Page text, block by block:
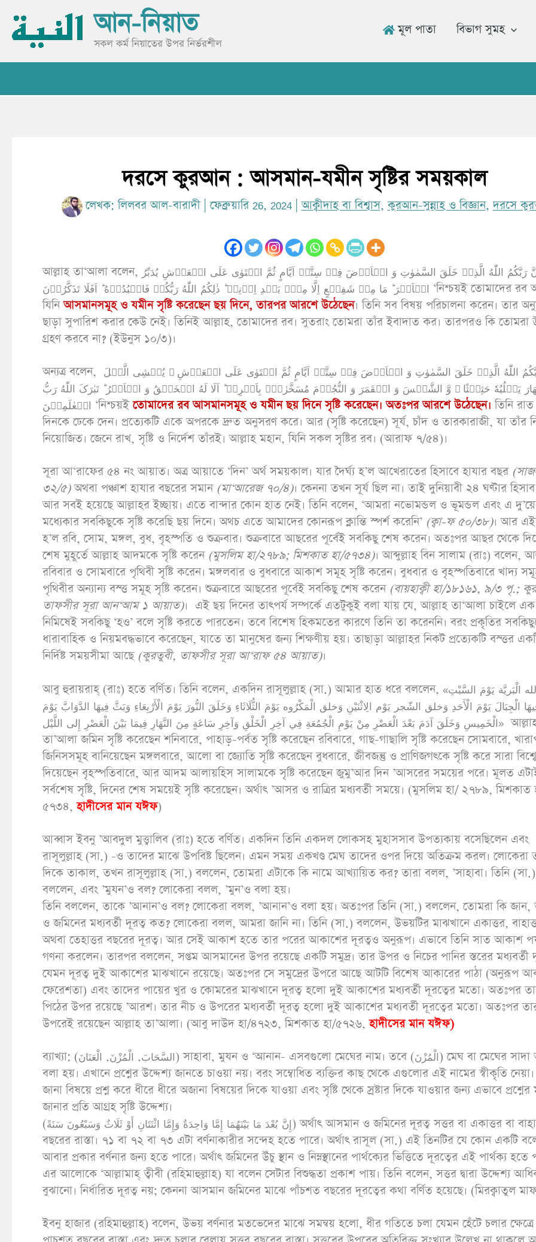
content
আন-নিয়াত
সকল কর্ম নিয়াতের উপর নির্ভরশীল
মূল পাতা বিভাগ সুমহ
দরসে কুরআন : আসমান-যমীন সৃষ্টির সময়কাল
লেখক: লিলবর আল-বারাদী |ফেব্রুয়ারি 26, 2024 |আক্বীদাহ বা বিশ্বাস,কুরআন-সুন্নাহ ও বিজ্ঞান,দরসে
আল্লাহ তা‘আলা বলেন, اِنَّ رَبَّکُمُ اللّٰهُ الَّذِیۡ خَلَقَ السَّمٰوٰتِ وَ الۡاَرۡضَ فِیۡ سِتَّۃِ اَیَّامٍ ثُمَّ اسۡتَوٰی عَلَی الۡعَرۡشِ یُدَبِّرُ
الۡاَمۡرَ ؕ مَا مِنۡ شَفِیۡعٍ اِلَّا مِنۡۢ بَعۡدِ اِذۡنِهٖ ؕ ذٰلِکُمُ اللّٰهُ رَبُّکُمۡ فَاعۡبُدُوۡهُ ؕ اَفَلَا تَذَکَّرُوۡنَ ‘নিশ্চয়ই তোমাদের রব আল্লাহ।
যিনিআসমানসমূহ ও যমীন সৃষ্টি করেছেন ছয় দিনে, তারপর আরশে উঠেছেন। তিনি সব বিষয় পরিচালনা করেন। তার
ছাড়া সুপারিশ করার কেউ নেই। তিনিই আল্লাহ, তোমাদের রব। সুতরাং তোমরা তাঁর ইবাদাত কর। তারপরও কি
গ্রহণ করবে না? (ইউনুস ১০/৩)।
অন্যত্র বলেন, اِنَّ رَبَّکُمُ اللّٰهُ الَّذِیۡ خَلَقَ السَّمٰوٰتِ وَ الۡاَرۡضَ فِیۡ سِتَّۃِ اَیَّامٍ ثُمَّ اسۡتَوٰی عَلَی الۡعَرۡشِ ۟ یُغۡشِی الَّیۡلَ
یَطۡلُبُهٗ حَثِیۡثًا ۙ وَّ الشَّمۡسَ وَ الۡقَمَرَ وَ النُّجُوۡمَ مُسَخَّرٰتٍۭ بِاَمۡرِهٖ ؕ اَلَا لَهُ الۡخَلۡقُ وَ الۡاَمۡرُ ؕ تَبٰرَکَ اللّٰهُ رَبُّ
الۡعٰلَمِیۡنَ ‘নিশ্চয়ইতোমাদের রব আসমানসমূহ ও যমীন ছয় দিনে সৃষ্টি করেছেন। অতঃপর আরশে উঠেছেন। তিনি রাত
দিনকে ঢেকে দেন। প্রত্যেকটি একে অপরকে দ্রুত অনুসরণ করে। আর (সৃষ্টি করেছেন) সূর্য, চাঁদ ও তারকারাজী, যা তাঁর
নিয়োজিত। জেনে রাখ, সৃষ্টি ও নির্দেশ তাঁরই। আল্লাহ মহান, যিনি সকল সৃষ্টির রব। (আরাফ ৭/৫৪)।
সূরা আ‘রাফের ৫৪ নং আয়াত। অত্র আয়াতে ‘দিন’ অর্থ সময়কাল। যার দৈর্ঘ্য হ’ল আখেরাতের হিসাবে হাযার বছর (
৩২/৫)অথবা পঞ্চাশ হাযার বছরের সমান (মা‘আরেজ ৭০/৪)। কেননা তখন সূর্য ছিল না। তাই দুনিয়াবী ২৪ ঘণ্টার
আর সবই হয়েছে আল্লাহর ইচ্ছায়। এতে বান্দার কোন হাত নেই। তিনি বলেন, ‘আমরা নভোমন্ডল ও ভূমন্ডল এবং এ
মধ্যেকার সবকিছুকে সৃষ্টি করেছি ছয় দিনে। অথচ এতে আমাদের কোনরূপ ক্লান্তি স্পর্শ করেনি’ (ক্বা-ফ ৫০/৩৮)। আর এই
হ’ল রবি, সোম, মঙ্গল, বুধ, বৃহস্পতি ও শুক্রবার। শুক্রবারে আছরের পূর্বেই সবকিছু শেষ করেন। অতঃপর আছর থেকে
শেষ মুহূর্তে আল্লাহ আদমকে সৃষ্টি করেন (মুসলিম হা/২৭৮৯; মিশকাত হা/৫৭৩৪)। আব্দুল্লাহ বিন সালাম (রাঃ) বলেন,
রবিবার ও সোমবারে পৃথিবী সৃষ্টি করেন। মঙ্গলবার ও বুধবারে আকাশ সমূহ সৃষ্টি করেন। বুধবার ও বৃহস্পতিবারে খাদ্য
পৃথিবীর অন্যান্য বস্ত্ত সমূহ সৃষ্টি করেন। শুক্রবারে আছরের পূর্বেই সবকিছু শেষ করেন (বায়হাক্বী হা/১৮১৬১, ৯/৩ পৃ.;
তাফসীর সূরা আন‘আম ১ আয়াত)। এই ছয় দিনের তাৎপর্য সম্পর্কে এতটুকুই বলা যায় যে, আল্লাহ তা‘আলা চাইলে এক
নিমিষেই সবকিছু ‘হও’ বলে সৃষ্টি করতে পারতেন। তবে বিশেষ হিকমতের কারণে তিনি তা করেননি। বরং প্রকৃতির
ধারাবাহিক ও নিয়মবদ্ধভাবে করেছেন, যাতে তা মানুষের জন্য শিক্ষণীয় হয়। তাছাড়া আল্লাহর নিকট প্রত্যেকটি বস্ত্তর
নির্দিষ্ট সময়সীমা আছে (কুরতুবী, তাফসীর সূরা আ‘রাফ ৫৪ আয়াত)।
আবু হুরায়রাহ্ (রাঃ) হতে বর্ণিত। তিনি বলেন, একদিন রাসূলুল্লাহ (সা.) আমার হাত ধরে বললেন, «خلق الله الْبَريَّة يَوْمَ السَّبْتِ
الْجِبَالَ يَوْمَ الْأَحَدِ وَخلق الشّجر يَوْم الِاثْنَيْنِ وَخلق الْمَكْرُوه يَوْمَ الثُّلَاثَاءِ وَخَلَقَ النُّورَ يَوْمَ الْأَرْبِعَاءِ وَبَثَّ فِيهَا الدَّوَابَّ يَوْمَ
الْخَمِيسِ وَخَلَقَ آدَمَ بَعْدَ الْعَصْرِ مِنْ يَوْمِ الْجُمُعَةِ فِي آخِرِ الْخَلْقِ وَآخِرِ سَاعَةٍ مِنَ النَّهَارِ فِيمَا بَيْنَ الْعَصْرِ إِلى اللَّيْل» আল্লাহ
তা’আলা জমিন সৃষ্টি করেছেন শনিবারে, পাহাড়-পর্বত সৃষ্টি করেছেন রবিবারে, গাছ-গাছালি সৃষ্টি করেছেন সোমবারে,
জিনিসসমূহ বানিয়েছেন মঙ্গলবারে, আলো বা জ্যোতি সৃষ্টি করেছেন বুধবারে, জীবজন্তু ও প্রাণিজগৎকে সৃষ্টি করে সারা
দিয়েছেন বৃহস্পতিবারে, আর আদম আলায়হিস সালামকে সৃষ্টি করেছেন জুমু’আর দিন ’আসরের সময়ের পরে। মূলত
সর্বশেষ সৃষ্টি, দিনের শেষ সময়েই সৃষ্টি করেছেন। অর্থাৎ ’আসর ও রাত্রির মধ্যবর্তী সময়ে। (মুসলিম হা/ ২৭৮৯, মিশকাত
৫৭৩৪,হাদীসের মান যঈফ)
আব্বাস ইবনু ’আবদুল মুত্ত্বালিব (রাঃ) হতে বর্ণিত। একদিন তিনি একদল লোকসহ মুহাসসাব উপত্যকায় বসেছিলেন এবং
রাসূলুল্লাহ (সা.) -ও তাদের মাঝে উপবিষ্ট ছিলেন। এমন সময় একখণ্ড মেঘ তাদের ওপর দিয়ে অতিক্রম করল। লোকেরা
দিকে তাকাল, তখন রাসূলুল্লাহ (সা.) বললেন, তোমরা এটাকে কি নামে আখ্যায়িত কর? তারা বলল, ’সাহাবা। তিনি (সা.)
বললেন, এবং ’মুযন’ও বল? লোকেরা বলল, ’মুন’ও বলা হয়।
তিনি বললেন, তাকে ’আনান’ও বল? লোকেরা বলল, ’আনান’ও বলা হয়। অতঃপর তিনি (সা.) বললেন, তোমরা কি
ও জমিনের মধ্যবর্তী দূরত্ব কত? লোকেরা বলল, আমরা জানি না। তিনি (সা.) বললেন, উভয়টির মাঝখানে একাত্তর,
অথবা তেহাত্তর বছরের দূরত্ব। আর সেই আকাশ হতে তার পরের আকাশের দূরত্বও অনুরূপ। এভাবে তিনি সাত আকাশ
গণনা করলেন। তারপর বললেন, সপ্তম আসমানের উপর রয়েছে একটি সমুদ্র। তার উপর ও নিচের পানির স্তরের মধ্যবর্তী
যেমন দূরত্ব দুই আকাশের মাঝখানে রয়েছে। অতঃপর সে সমুদ্রের উপরে আছে আটটি বিশেষ আকারের পাঠা (অনুরূপ
ফেরেশতা) এবং তাদের পায়ের খুর ও কোমরের মাঝখানে দূরত্ব হলো দুই আকাশের মধ্যবর্তী দূরত্বের মতো। অতঃপর
পিঠের উপর রয়েছে ’আরশ। তার নীচ ও উপরের মধ্যবর্তী দূরত্ব হলো দুই আকাশের মধ্যবর্তী দূরত্বের মতো। অতঃপর
উপরেই রয়েছেন আল্লাহ তা’আলা। (আবু দাউদ হা/৪৭২৩, মিশকাত হা/৫৭২৬,হাদীসের মান যঈফ)
ব্যাখ্যা: (السَّحَابَ. الْمُزْنَ. الْعَنَانَ) সাহাবা, মুযন ও ‘আনান- এসবগুলো মেঘের নাম। তবে (الْمُزْنَ) মেঘ বা মেঘের সাদা অংশকে
বলা হয়। এখানে প্রশ্নের উদ্দেশ্য জানতে চাওয়া নয়। বরং সম্বোধিত ব্যক্তির কাছ থেকে এগুলোর এই নামের স্বীকৃতি নেয়া।
জানা বিষয়ে প্রশ্ন করে ধীরে ধীরে অজানা বিষয়ের দিকে যাওয়া এবং সৃষ্টি থেকে স্রষ্টার দিকে যাওয়ার জন্য এভাবে প্রশ্নের
জানার প্রতি আগ্রহ সৃষ্টি উদ্দেশ্য।
(إِنَّ بُعْدَ مَا بَيْنَهُمَا إِمَّا وَاحِدَةٌ وَإِمَّا اثْنَتَانِ أَوْ ثَلَاثٌ وَسَبْعُونَ سَنَةً) অর্থাৎ আসমান ও জমিনের দূরত্ব সত্তর বা একাত্তর বা বাহাত্তর
বছরের রাস্তা। ৭১ বা ৭২ বা ৭৩ এটা বর্ণনাকারীর সন্দেহ হতে পারে। অর্থাৎ রাসূল (সা.) এই তিনটির যে কোন একটি
আবার প্রকার বর্ণনার জন্য হতে পারে। অর্থাৎ জমিনের উঁচু স্থান ও নিম্নস্থানের পার্থক্যের ভিত্তিতে দূরত্বের এই পার্থক্য হতে
এর আলোকে ‘আল্লামাহ্ ত্বীবী (রহিমাহুল্লাহ) যা বলেন সেটার বিশুদ্ধতা প্রকাশ পায়। তিনি বলেন, সত্তর দ্বারা উদ্দেশ্য
বুঝানো। নির্ধারিত দূরত্ব নয়; কেননা আসমান জমিনের মাঝে পাঁচশত বছরের দূরত্বের কথা বর্ণিত হয়েছে। (মিরক্বাতুল
ইবনু হাজার (রহিমাহুল্লাহ) বলেন, উভয় বর্ণনার মতভেদের মাঝে সমন্বয় হলো, ধীর গতিতে চলা যেমন হেঁটে চলার ক্ষেত্রে
বর্ণিত, নবী সাল্লাল্লাহু
আলাইহি ওয়াসাল্লাম
বলেছেনঃ তোমরা (দ্বীনের
ব্যাপারে) সহজ পন্থা
অবলম্বন কর, কঠিন পন্থা
অবলম্বন করো না,
মানুষকে সুসংবাদ দাও,
বিরক্তি সৃষ্টি করো না।
(৬১২৫; মুসলিম ৩২/৩
হাঃ ১৭৩৪, আহমাদ
১৩১৭৪)
রামাযান ও ছিয়াম